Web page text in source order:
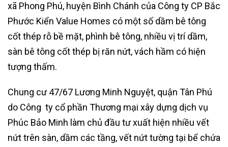
xã Phong Phú, huyện Bình Chánh của Công ty CP Bắc
Phước Kiển Value Homes có một số dầm bê tông
cốt thép rỗ bề mặt, phình bê tông, nhiều vị trí dầm,
sàn bê tông cốt thép bị răn nứt, vách hầm có hiện
tượng thấm.
Chung cư 47/67 Lương Minh Nguyệt, quận Tân Phú
do Công ty cổ phần Thương mại xây dựng dịch vụ
Phúc Bảo Minh làm chủ đầu tư xuất hiện nhiều vết
nứt trên sàn, dầm các tầng, vết nứt tường tại bể chứa